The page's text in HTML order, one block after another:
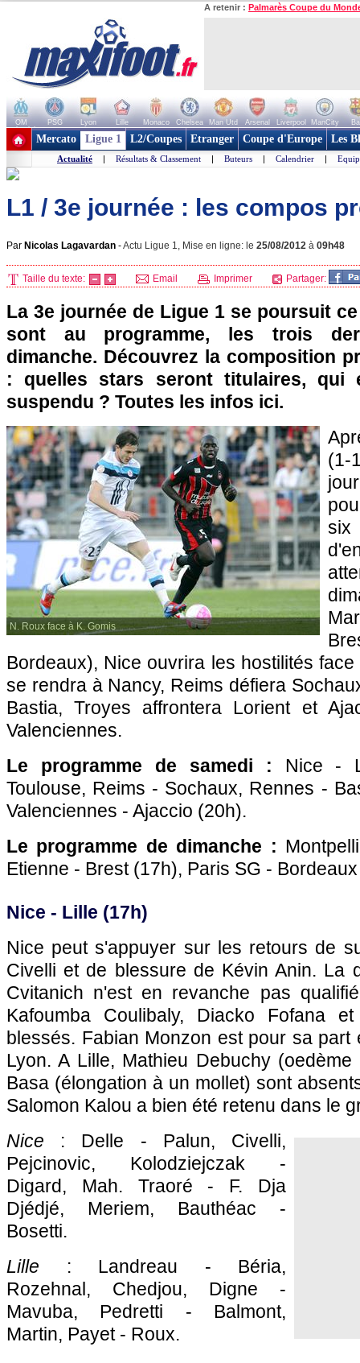
A retenir : Palmarès Coupe du
OM PSG Lyon Lille Monaco Chelsea Man Utd Arsenal Liverpool ManCity
+ de clubs
Mercato Ligue 1 L2/Coupes Etranger Coupe d'Europe Les
Actualité | Résultats & Classement | Buteurs | Calendrier |
L1 / 3e journée : les compos
Par Nicolas Lagavardan -Actu Ligue 1, Mise en ligne: le 25/08/2012 à 09h48
Taille du texte: Email Imprimer Partager:
La 3e journée de Ligue 1 se poursuit
sont au programme, les trois
dimanche. Découvrez la composition
: quelles stars seront titulaires, qui
suspendu ? Toutes les infos ici.
N. Roux face à K. Gomis
(1-
six
Bordeaux), Nice ouvrira les hostilités
se rendra à Nancy, Reims défiera
Bastia, Troyes affrontera Lorient et
Valenciennes.
Le programme de samedi :
Nice -
Toulouse, Reims - Sochaux, Rennes -
Valenciennes - Ajaccio (20h).
Le programme de dimanche :
Etienne - Brest (17h), Paris SG - Bordeaux
Nice - Lille (17h)
Nice peut s'appuyer sur les retours de
Civelli et de blessure de Kévin Anin. La
Cvitanich n'est en revanche pas
Kafoumba Coulibaly, Diacko Fofana
blessés. Fabian Monzon est pour sa
Lyon. A Lille, Mathieu Debuchy
Basa (élongation à un mollet) sont
Salomon Kalou a bien été retenu dans le
Nice : Delle - Palun, Civelli,
Pejcinovic, Kolodziejczak -
Digard, Mah. Traoré - F. Dja
Djédjé, Meriem, Bauthéac -
Bosetti.
Lille : Landreau - Béria,
Rozehnal, Chedjou, Digne -
Mavuba, Pedretti - Balmont,
Martin, Payet - Roux.